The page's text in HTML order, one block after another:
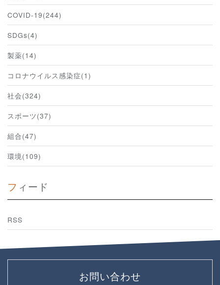
COVID-19(244)
SDGs(4)
製薬(14)
コロナウイルス感染症(1)
社会(324)
スポーツ(37)
組合(47)
環境(109)
フィード
RSS
お問い合わせ